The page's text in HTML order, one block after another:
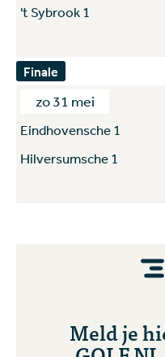
't Sybrook 1
Finale
zo 31 mei
Eindhovensche 1
Hilversumsche 1
Meld je